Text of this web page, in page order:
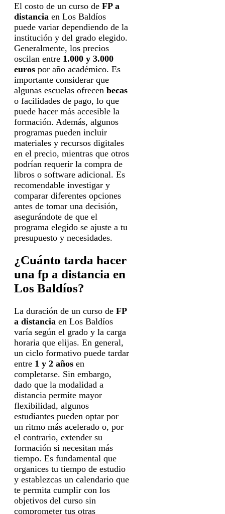
El costo de un curso de FP a
distancia en Los Baldíos
puede variar dependiendo de la
institución y del grado elegido.
Generalmente, los precios
oscilan entre 1.000 y 3.000
euros por año académico. Es
importante considerar que
algunas escuelas ofrecen becas
o facilidades de pago, lo que
puede hacer más accesible la
formación. Además, algunos
programas pueden incluir
materiales y recursos digitales
en el precio, mientras que otros
podrían requerir la compra de
libros o software adicional. Es
recomendable investigar y
comparar diferentes opciones
antes de tomar una decisión,
asegurándote de que el
programa elegido se ajuste a tu
presupuesto y necesidades.
¿Cuánto tarda hacer
una fp a distancia en
Los Baldíos?
La duración de un curso de FP
a distancia en Los Baldíos
varía según el grado y la carga
horaria que elijas. En general,
un ciclo formativo puede tardar
entre 1 y 2 años en
completarse. Sin embargo,
dado que la modalidad a
distancia permite mayor
flexibilidad, algunos
estudiantes pueden optar por
un ritmo más acelerado o, por
el contrario, extender su
formación si necesitan más
tiempo. Es fundamental que
organices tu tiempo de estudio
y establezcas un calendario que
te permita cumplir con los
objetivos del curso sin
comprometer tus otras